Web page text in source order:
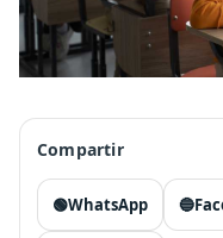
Compartir
🟢WhatsApp 🔵